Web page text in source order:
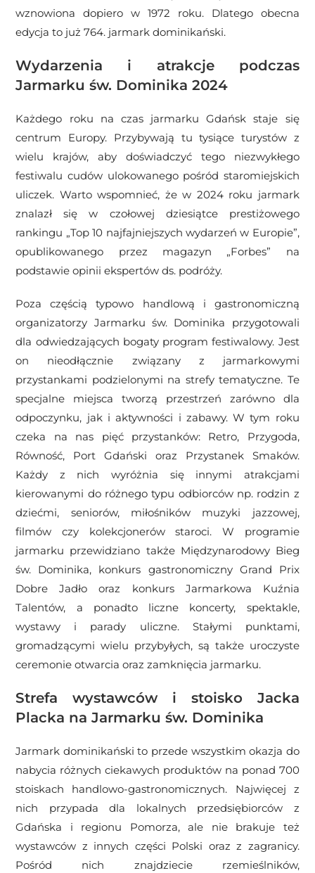
wznowiona dopiero w 1972 roku. Dlatego obecna
edycja to już 764. jarmark dominikański.
Wydarzenia i atrakcje podczas
Jarmarku św. Dominika 2024
Każdego roku na czas jarmarku Gdańsk staje się
centrum Europy. Przybywają tu tysiące turystów z
wielu krajów, aby doświadczyć tego niezwykłego
festiwalu cudów ulokowanego pośród staromiejskich
uliczek. Warto wspomnieć, że w 2024 roku jarmark
znalazł się w czołowej dziesiątce prestiżowego
rankingu „Top 10 najfajniejszych wydarzeń w Europie”,
opublikowanego przez magazyn „Forbes” na
podstawie opinii ekspertów ds. podróży.
Poza częścią typowo handlową i gastronomiczną
organizatorzy Jarmarku św. Dominika przygotowali
dla odwiedzających bogaty program festiwalowy. Jest
on nieodłącznie związany z jarmarkowymi
przystankami podzielonymi na strefy tematyczne. Te
specjalne miejsca tworzą przestrzeń zarówno dla
odpoczynku, jak i aktywności i zabawy. W tym roku
czeka na nas pięć przystanków: Retro, Przygoda,
Równość, Port Gdański oraz Przystanek Smaków.
Każdy z nich wyróżnia się innymi atrakcjami
kierowanymi do różnego typu odbiorców np. rodzin z
dziećmi, seniorów, miłośników muzyki jazzowej,
filmów czy kolekcjonerów staroci. W programie
jarmarku przewidziano także Międzynarodowy Bieg
św. Dominika, konkurs gastronomiczny Grand Prix
Dobre Jadło oraz konkurs Jarmarkowa Kuźnia
Talentów, a ponadto liczne koncerty, spektakle,
wystawy i parady uliczne. Stałymi punktami,
gromadzącymi wielu przybyłych, są także uroczyste
ceremonie otwarcia oraz zamknięcia jarmarku.
Strefa wystawców i stoisko Jacka
Placka na Jarmarku św. Dominika
Jarmark dominikański to przede wszystkim okazja do
nabycia różnych ciekawych produktów na ponad 700
stoiskach handlowo-gastronomicznych. Najwięcej z
nich przypada dla lokalnych przedsiębiorców z
Gdańska i regionu Pomorza, ale nie brakuje też
wystawców z innych części Polski oraz z zagranicy.
Pośród nich znajdziecie rzemieślników,